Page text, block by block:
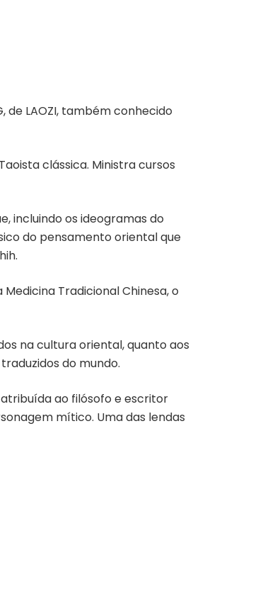
de LAOZI, também conhecido
clássica. Ministra cursos
incluindo os ideogramas do
do pensamento oriental que
Tradicional Chinesa, o
na cultura oriental, quanto aos
do mundo.
ao filósofo e escritor
mítico. Uma das lendas